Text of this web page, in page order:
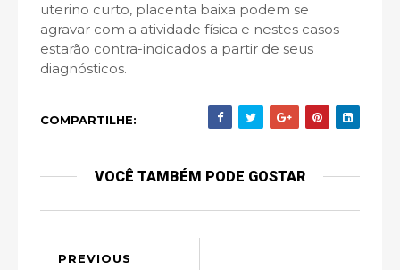
uterino curto, placenta baixa podem se
agravar com a atividade física e nestes casos
estarão contra-indicados a partir de seus
diagnósticos.
COMPARTILHE:
VOCÊ TAMBÉM PODE GOSTAR
PREVIOUS